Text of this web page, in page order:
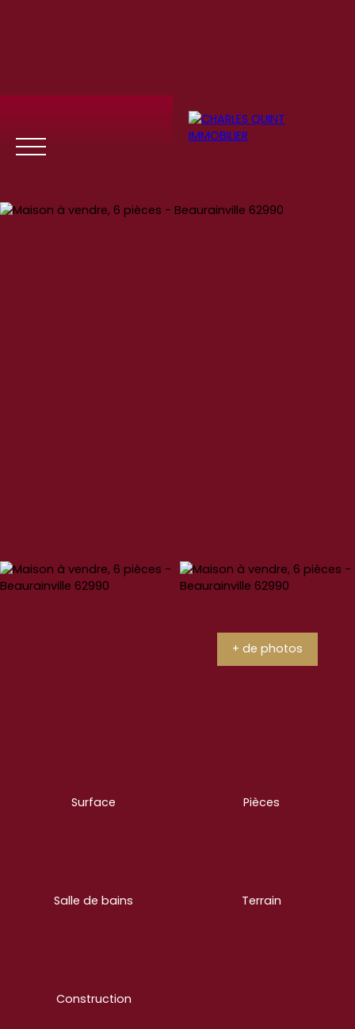
+ de photos
Surface
Pièces
Salle de bains
Terrain
Construction